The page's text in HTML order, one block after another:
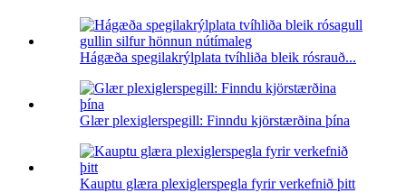
Hágæða spegilakrýlplata tvíhliða bleik rósrauð...
Glær plexiglerspegill: Finndu kjörstærðina þína
Kauptu glæra plexiglerspegla fyrir verkefnið þitt